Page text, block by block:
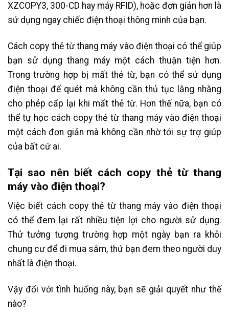
XZCOPY3, 300-CD hay máy RFID), hoặc đơn giản hơn là
sử dụng ngay chiếc điện thoại thông minh của bạn.
Cách copy thẻ từ thang máy vào điện thoại có thể giúp
bạn sử dụng thang máy một cách thuận tiện hơn.
Trong trường hợp bị mất thẻ từ, bạn có thể sử dụng
điện thoại để quét mà không cần thủ tục lằng nhằng
cho phép cấp lại khi mất thẻ từ. Hơn thế nữa, bạn có
thể tự học cách copy thẻ từ thang máy vào điện thoại
một cách đơn giản mà không cần nhờ tới sự trợ giúp
của bất cứ ai.
Tại sao nên biết cách copy thẻ từ thang
máy vào điện thoại?
Việc biết cách copy thẻ từ thang máy vào điện thoại
có thể đem lại rất nhiều tiện lợi cho người sử dụng.
Thử tưởng tượng trường hợp một ngày bạn ra khỏi
chung cư để đi mua sắm, thứ bạn đem theo người duy
nhất là điện thoại.
Vậy đối với tình huống này, bạn sẽ giải quyết như thế
nào?